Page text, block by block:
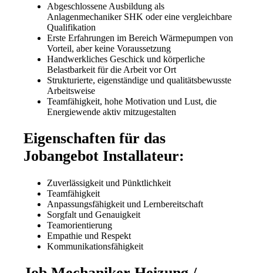
Abgeschlossene Ausbildung als
Anlagenmechaniker SHK oder eine vergleichbare
Qualifikation
Erste Erfahrungen im Bereich Wärmepumpen von
Vorteil, aber keine Voraussetzung
Handwerkliches Geschick und körperliche
Belastbarkeit für die Arbeit vor Ort
Strukturierte, eigenständige und qualitätsbewusste
Arbeitsweise
Teamfähigkeit, hohe Motivation und Lust, die
Energiewende aktiv mitzugestalten
Eigenschaften für das
Jobangebot Installateur:
Zuverlässigkeit und Pünktlichkeit
Teamfähigkeit
Anpassungsfähigkeit und Lernbereitschaft
Sorgfalt und Genauigkeit
Teamorientierung
Empathie und Respekt
Kommunikationsfähigkeit